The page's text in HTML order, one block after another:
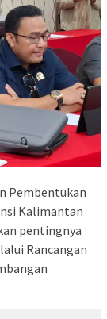
Pembentukan
Kalimantan
pentingnya
Rancangan